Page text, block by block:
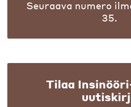
Seuraava numero
35.
Tilaa